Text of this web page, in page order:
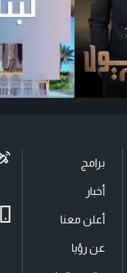
برامج
أخبار
أعلن معنا
عن رؤيا